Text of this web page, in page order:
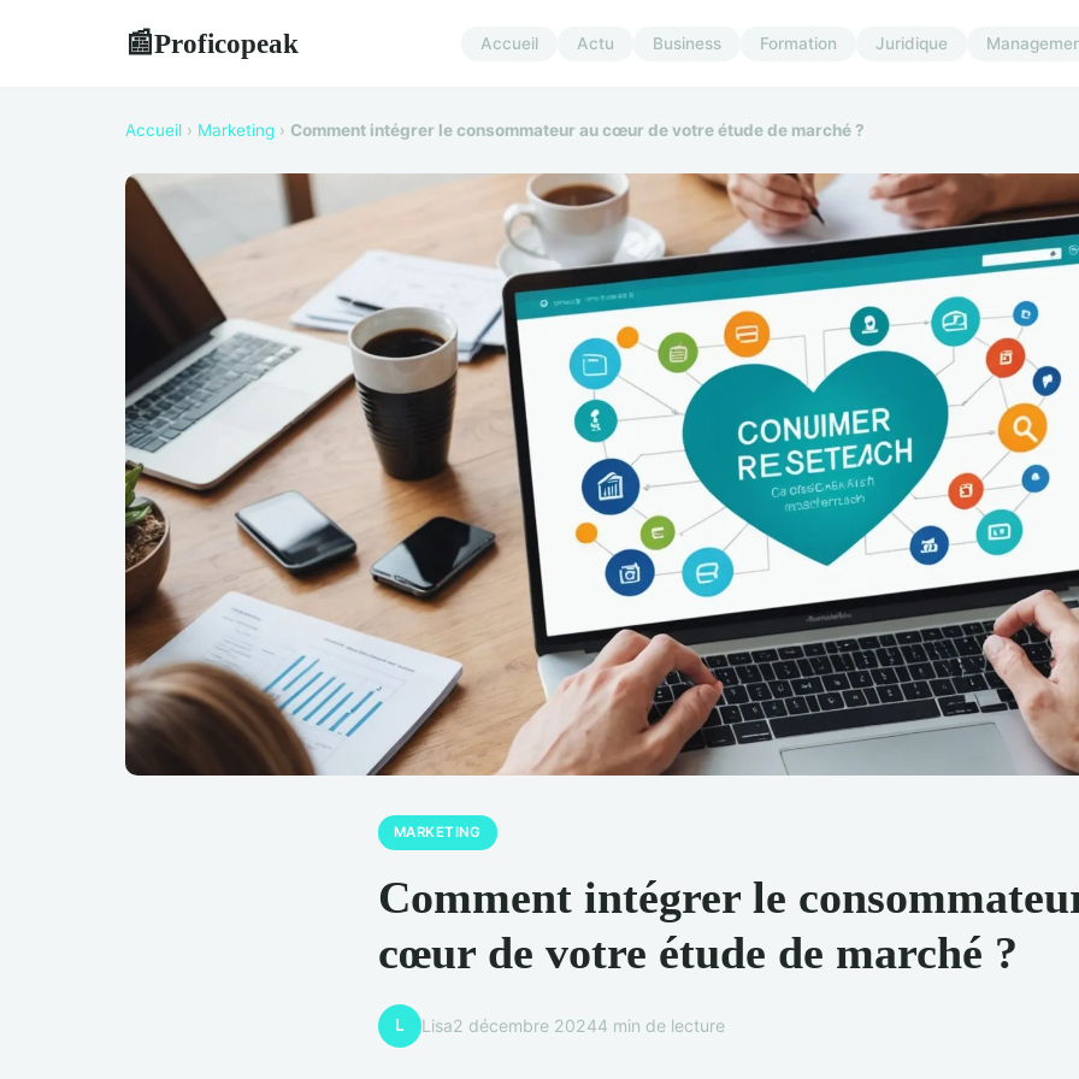
📰Proficopeak Accueil Actu Business Formation Juridique
Accueil › Marketing › Comment intégrer le consommateur au cœur de votre étude de marché ?
MARKETING
Comment intégrer le
cœur de votre étude de marché ?
L Lisa2 décembre 20244 min de lecture